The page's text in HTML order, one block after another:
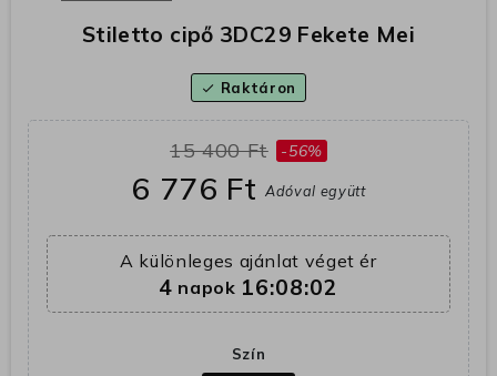
Stiletto cipő 3DC29 Fekete Mei
check Raktáron
15 400 Ft -56%
6 776 FtAdóval együtt
A különleges ajánlat véget ér
4 napok 16:08:01
Szín